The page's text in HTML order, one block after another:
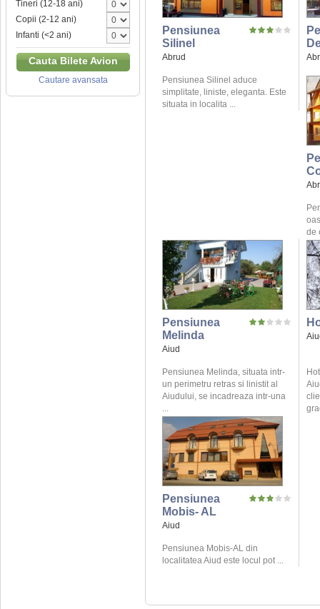
Tineri (12-18 ani)
Copii (2-12 ani)
Infanti (<2 ani)
Cauta Bilete Avion
Cautare avansata
Pensiunea
Silinel
Abrud
Pensiunea Silinel aduce
simplitate, liniste, eleganta. Este
situata in localita ...
de
Pensiunea
Melinda
Aiud
Pensiunea Melinda, situata intr-
un perimetru retras si linistit al
Aiudului, se incadreaza intr-una
...
Pensiunea
Mobis- AL
Aiud
Pensiunea Mobis-AL din
localitatea Aiud este locul pot ...